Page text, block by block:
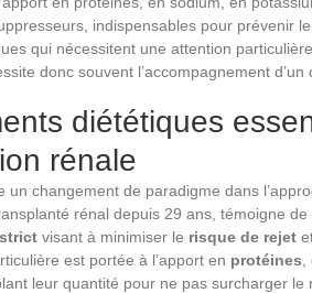
indispensables pour prévenir
qui nécessitent une attention
donc souvent l’accompagnement d’un
diététiques
rénale
un changement de paradigme dans
rénal depuis 29 ans, témoigne
visant à minimiser le risque de rejet
est portée à l’apport en protéines
leur quantité pour ne pas surcharger le